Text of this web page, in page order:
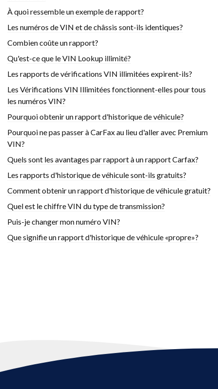
À quoi ressemble un exemple de rapport?
Les numéros de VIN et de châssis sont-ils identiques?
Combien coûte un rapport?
Qu'est-ce que le VIN Lookup illimité?
Les rapports de vérifications VIN illimitées expirent-ils?
Les Vérifications VIN Illimitées fonctionnent-elles pour tous
les numéros VIN?
Pourquoi obtenir un rapport d'historique de véhicule?
Pourquoi ne pas passer à CarFax au lieu d'aller avec Premium
VIN?
Quels sont les avantages par rapport à un rapport Carfax?
Les rapports d'historique de véhicule sont-ils gratuits?
Comment obtenir un rapport d'historique de véhicule gratuit?
Quel est le chiffre VIN du type de transmission?
Puis-je changer mon numéro VIN?
Que signifie un rapport d'historique de véhicule «propre»?